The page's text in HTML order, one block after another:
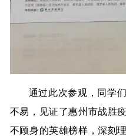
通过此次参观，同学
不易，见证了惠州市战胜
不顾身的英雄榜样，深刻